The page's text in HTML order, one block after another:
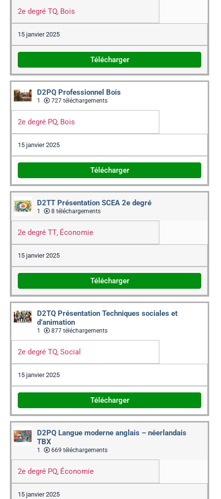
2e degré TQ, Bois
15 janvier 2025
Télécharger
D2PQ Professionnel Bois
1 727 téléchargements
2e degré PQ, Bois
15 janvier 2025
Télécharger
D2TT Présentation SCEA 2e degré
1 8 téléchargements
2e degré TT, Économie
15 janvier 2025
Télécharger
D2TQ Présentation Techniques sociales et
d’animation
1 877 téléchargements
2e degré TQ, Social
15 janvier 2025
Télécharger
D2PQ Langue moderne anglais – néerlandais
TBX
1 669 téléchargements
2e degré PQ, Économie
15 janvier 2025